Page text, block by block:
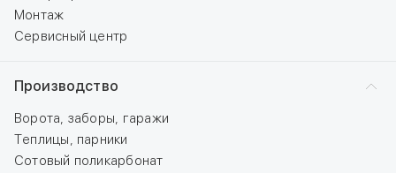
Монтаж
Сервисный центр
Производство
Ворота, заборы, гаражи
Теплицы, парники
Сотовый поликарбонат